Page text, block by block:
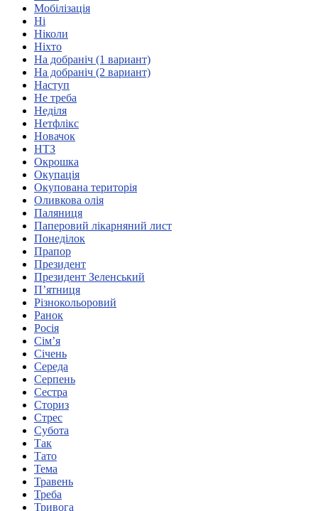
Київська область
Кіровоградська область
Тернопільська область
Харківська область
Херсонська область
Хмельницька область
Чернігівська область
Особи відповідальні за контактування з
Вивчаємо жестову мову
Дитяча сторінка
Новини про жестову мову
Ресурс для вивчення жестових мов різних країн
ЦУЖМ
Проєкт "Жестова мова для поліцейських"
Про шахрайські схеми
Мобілізація
Ні
Ніколи
Ніхто
На добраніч (1 вариант)
На добраніч (2 вариант)
Наступ
Не треба
Неділя
Нетфлікс
Новачок
НТЗ
Окрошка
Окупація
Окупована територія
Оливкова олія
Паляниця
Паперовий лікарняний лист
Понеділок
Прапор
Президент
Президент Зеленський
П’ятниця
Різнокольоровий
Ранок
Росія
Сім’я
Січень
Середа
Серпень
Сестра
Сториз
Стрес
Субота
Так
Тато
Тема
Травень
Треба
Тривога